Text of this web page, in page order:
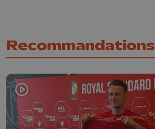
Recommandations